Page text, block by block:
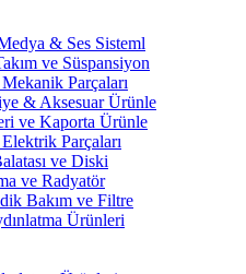
& Ses Sisteml
ve Süspansiyon
Parçaları
& Aksesuar Ürünle
ve Kaporta Ürünle
Parçaları
ve Diski
ve Radyatör
Bakım ve Filtre
Ürünleri